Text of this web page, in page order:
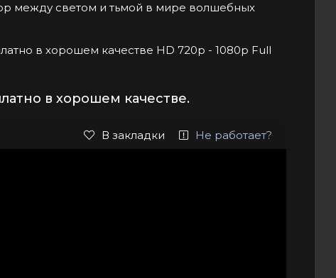
между светом и тьмой в мире волшебных
в хорошем качестве HD 720p - 1080p Full
в хорошем качестве.
В закладки Не работает?